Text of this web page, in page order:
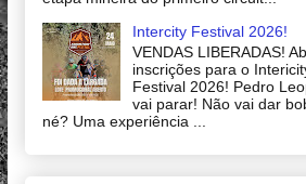
Intercity Festival 2026!
VENDAS LIBERADAS!
inscrições para o
Festival 2026! Pedro
vai parar! Não vai dar
né? Uma experiência ...